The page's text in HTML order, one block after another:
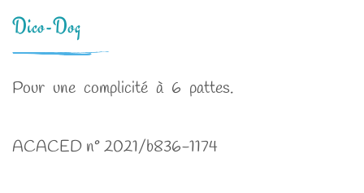
Dico-Dog
Pour une complicité à 6 pattes.
ACACED n° 2021/b836-1174